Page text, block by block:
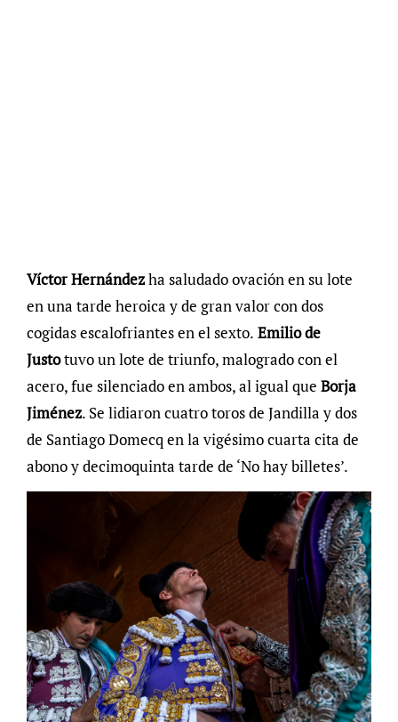
Víctor Hernándezha saludado ovación en su lote
en una tarde heroica y de gran valor con dos
cogidas escalofriantes en el sexto. Emilio de
Justotuvo un lote de triunfo, malogrado con el
acero, fue silenciado en ambos, al igual que Borja
Jiménez. Se lidiaron cuatro toros de Jandilla y dos
de Santiago Domecq en la vigésimo cuarta cita de
abono y decimoquinta tarde de ‘No hay billetes’.